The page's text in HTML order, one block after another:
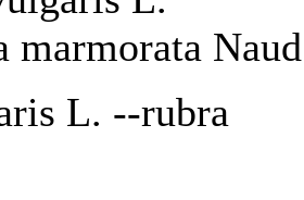
marmorata
L. --rubra